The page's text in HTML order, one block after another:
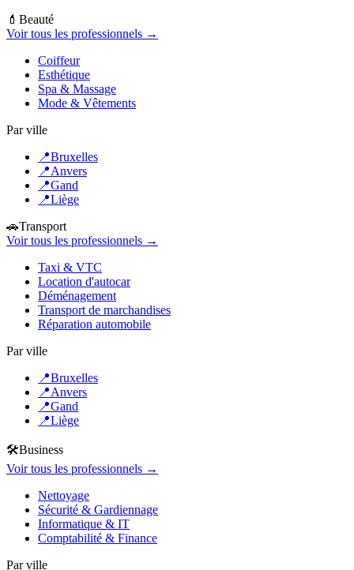
💄 Beauté
Voir tous les professionnels →
Coiffeur
Esthétique
Spa & Massage
Mode & Vêtements
Par ville
📍Bruxelles
📍Anvers
📍Gand
📍Liège
🚗Transport
Voir tous les professionnels →
Taxi & VTC
Location d'autocar
Déménagement
Transport de marchandises
Réparation automobile
Par ville
📍Bruxelles
📍Anvers
📍Gand
📍Liège
🛠️Business
Voir tous les professionnels →
Nettoyage
Sécurité & Gardiennage
Informatique & IT
Comptabilité & Finance
Par ville